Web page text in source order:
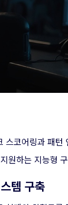
스코어링과 패
원하는 지능형
템 구축